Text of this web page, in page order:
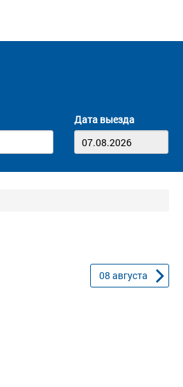
Дата выезда
08 августа